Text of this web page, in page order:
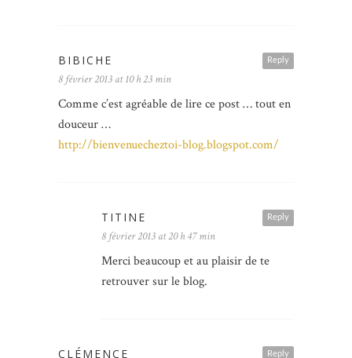
Reply
BIBICHE
8 février 2013 at 10 h 23 min
Comme c’est agréable de lire ce post … tout en
douceur …
http://bienvenuecheztoi-blog.blogspot.com/
Reply
TITINE
8 février 2013 at 20 h 47 min
Merci beaucoup et au plaisir de te
retrouver sur le blog.
Reply
CLÉMENCE